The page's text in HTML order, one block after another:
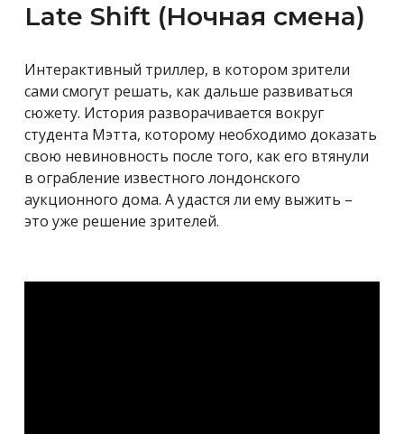
Late Shift (Ночная смена)
Интерактивный триллер, в котором зрители
сами смогут решать, как дальше развиваться
сюжету. История разворачивается вокруг
студента Мэтта, которому необходимо доказать
свою невиновность после того, как его втянули
в ограбление известного лондонского
аукционного дома. А удастся ли ему выжить –
это уже решение зрителей.